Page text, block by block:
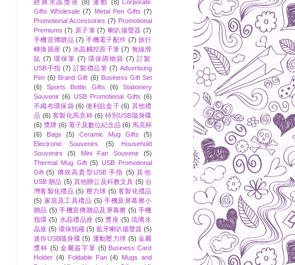
經典水晶獎座 (8) 運動 (8) Corporate
Gifts Wholesale (7) Metal Pen Gifts (7)
Promotional Accessories (7) Promotional
Premiums (7) 原子筆 (7) 喇叭揚聲器 (7)
手機宣傳贈品 (7) 手機電子配件 (7) 旅行
轉換插座 (7) 水晶觸控原子筆 (7) 無線滑
鼠 (7) 環保筆 (7) 環保購物袋 (7) 訂製
USB手指 (7) 訂製禮品筆 (7) Advertising
Pen (6) Brand Gift (6) Business Gift Set
(6)
Sports Bottle Gifts (6)
Stationery
Souvenir (6) USB Promotional Gifts (6)
不織布環保袋 (6) 便利貼盒子 (6) 其他禮
品 (6) 客製化馬克杯 (6) 特別USB隨身碟
(6) 獎牌 (6) 電子及數位紀念品 (6) 馬克杯
(6)
Bags (5) Ceramic Mug Gifts
(5)
Electronic Souvenirs
(5)
Household
Souvenirs
(5) Mini Fan Souvenir
(5)
Thermal Mug Gift (5)
USB Promotional
Gift (5) 傳統高貴型USB 手指 (5) 其他
USB 贈品 (5) 其他辦公及科教文具 (5) 台
灣客製化禮品 (5) 壓力球 (5) 客製化禮品
(5) 家居及工具禮品 (5) 手機及屏幕擦小
贈品 (5) 手機宣傳贈品及屏幕擦 (5) 手機
指環 (5) 水晶禮品座 (5) 獎座 (5) 琉璃水
晶座 (5) 環保頸繩 (5) 藍牙喇叭揚聲器 (5)
迷你USB隨身碟 (5) 運動壓力球 (5) 金屬
獎杯 (5) 金屬簽字筆 (5) Business Card
Holder (4) Foldable Fan (4)
Mugs and